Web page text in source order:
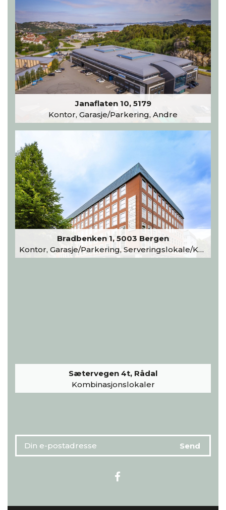
Janaflaten 10, 5179
Kontor, Garasje/Parkering, Andre
Bradbenken 1, 5003 Bergen
Kontor, Garasje/Parkering, Serveringslokale/Kantine, Undervisning/Arrangement
Sætervegen 4t, Rådal
Kombinasjonslokaler